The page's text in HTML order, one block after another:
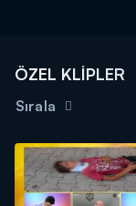
ÖZEL KLİPLER
Sırala